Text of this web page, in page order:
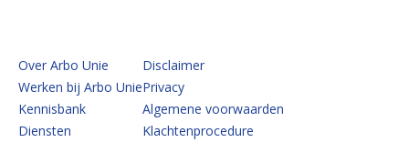
Over Arbo Unie
Werken bij Arbo Unie
Kennisbank
Diensten
Disclaimer
Privacy
Algemene voorwaarden
Klachtenprocedure